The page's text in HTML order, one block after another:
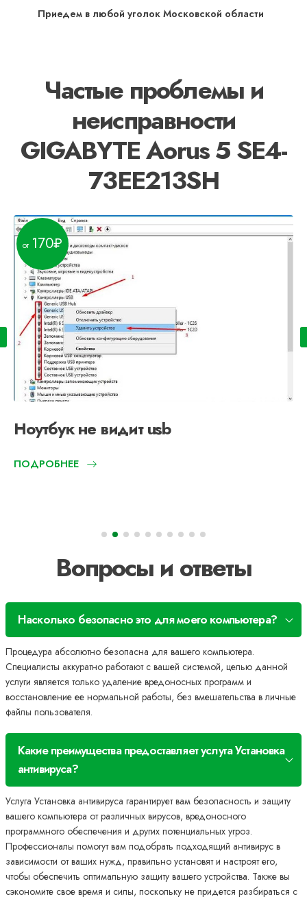
Приедем в любой уголок Московской области
Частые проблемы и
неисправности
GIGABYTE Aorus 5 SE4-
73EE213SH
Ноутбук не видит usb
170
ПОДРОБНЕЕ
Вопросы и ответы
Насколько безопасно это для моего компьютера?
Процедура абсолютно безопасна для вашего компьютера.
Специалисты аккуратно работают с вашей системой, целью данной
услуги является только удаление вредоносных программ и
восстановление ее нормальной работы, без вмешательства в личные
файлы пользователя.
Какие преимущества предоставляет услуга Установка
антивируса?
Услуга Установка антивируса гарантирует вам безопасность и защиту
вашего компьютера от различных вирусов, вредоносного
программного обеспечения и других потенциальных угроз.
Профессионалы помогут вам подобрать подходящий антивирус в
зависимости от ваших нужд, правильно установят и настроят его,
чтобы обеспечить оптимальную защиту вашего устройства. Также вы
сэкономите свое время и силы, поскольку не придется разбираться с